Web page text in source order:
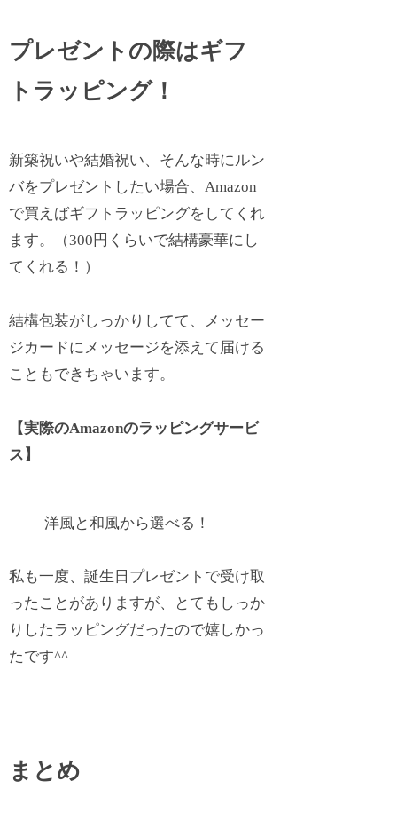
プレゼントの際はギフ
トラッピング！
新築祝いや結婚祝い、そんな時にルン
バをプレゼントしたい場合、Amazon
で買えばギフトラッピングをしてくれ
ます。（300円くらいで結構豪華にし
てくれる！）
結構包装がしっかりしてて、メッセー
ジカードにメッセージを添えて届ける
こともできちゃいます。
【実際のAmazonのラッピングサービ
ス】
洋風と和風から選べる！
私も一度、誕生日プレゼントで受け取
ったことがありますが、とてもしっか
りしたラッピングだったので嬉しかっ
たです^^
まとめ